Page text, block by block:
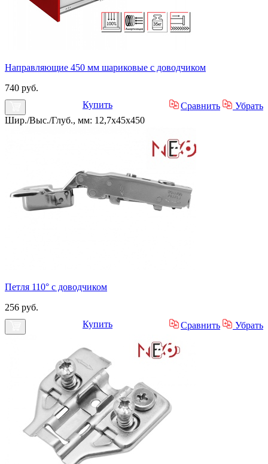
Направляющие 450 мм шариковые с доводчиком
740 руб.
Купить
Сравнить
Убрать
Шир./Выс./Глуб., мм: 12,7x45x450
Петля 110° с доводчиком
256 руб.
Купить
Сравнить Убрать